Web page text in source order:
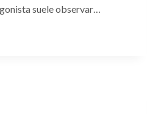
suele observar…